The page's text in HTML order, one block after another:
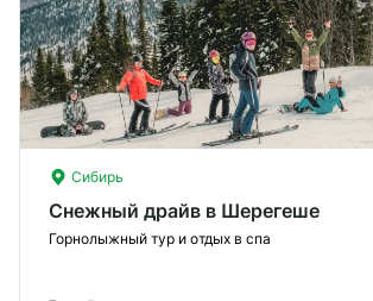
Сибирь
Снежный драйв в Шерегеше
Горнолыжный тур и отдых в спа